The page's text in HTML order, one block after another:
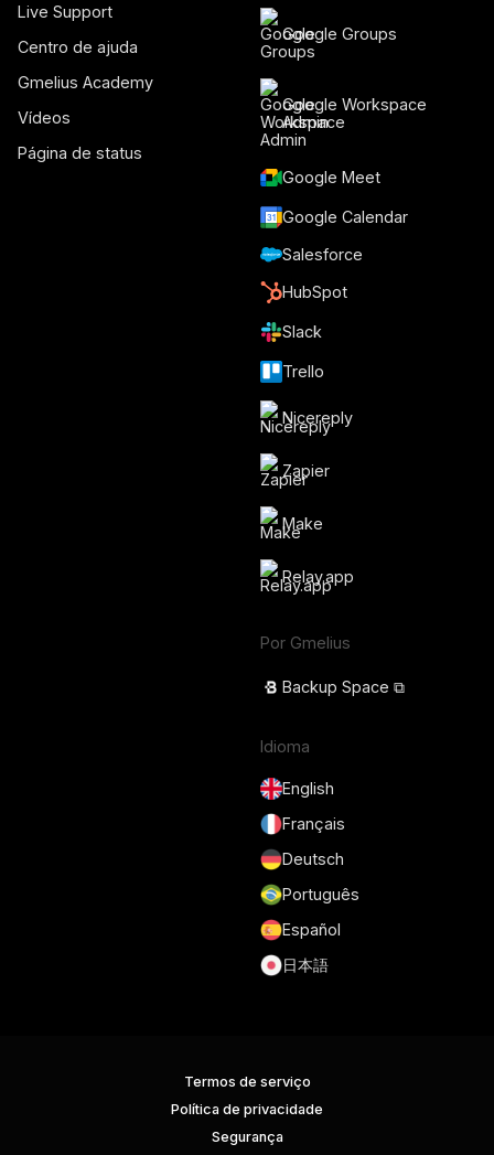
Live Support
Centro de ajuda
Gmelius Academy
Vídeos
Página de status
Google Groups
Google Workspace
Admin
Google Meet
Google Calendar
Salesforce
HubSpot
Slack
Trello
Nicereply
Zapier
Make
Relay.app
Por Gmelius
Backup Space ⧉
Idioma
English
Français
Deutsch
Português
Español
日本語
Termos de serviço
Política de privacidade
Segurança